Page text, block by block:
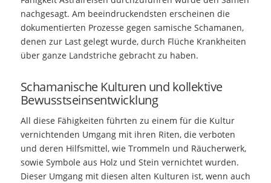
nachgesagt. Am beeindruckendsten erscheinen die
dokumentierten Prozesse gegen samische Schamanen,
denen zur Last gelegt wurde, durch Flüche Krankheiten
über ganze Landstriche gebracht zu haben.
Schamanische Kulturen und kollektive
Bewusstseinsentwicklung
All diese Fähigkeiten führten zu einem für die Kultur
vernichtenden Umgang mit ihren Riten, die verboten
und deren Hilfsmittel, wie Trommeln und Räucherwerk,
sowie Symbole aus Holz und Stein vernichtet wurden.
Dieser Umgang mit diesen alten Kulturen ist, wenn auch